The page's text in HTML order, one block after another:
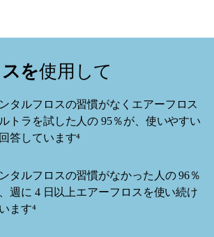
を使用して
タルフロスの習慣がなくエアーフロス
トラを試した人の 95％が、使いやすい
答しています⁴
タルフロスの習慣がなかった人の 96％
週に 4 日以上エアーフロスを使い続け
ます⁴